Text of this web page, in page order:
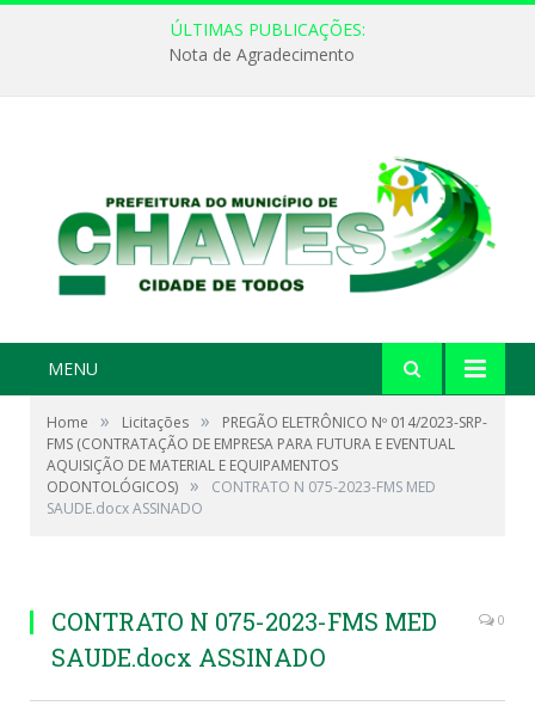
ÚLTIMAS PUBLICAÇÕES:
Nota de Agradecimento
MENU
Home » Licitações »
PREGÃO ELETRÔNICO Nº 014/2023-SRP-
FMS (CONTRATAÇÃO DE EMPRESA PARA FUTURA E EVENTUAL
AQUISIÇÃO DE MATERIAL E EQUIPAMENTOS
ODONTOLÓGICOS) »
CONTRATO N 075-2023-FMS MED
SAUDE.docx ASSINADO
CONTRATO N 075-2023-FMS MED
SAUDE.docx ASSINADO
0